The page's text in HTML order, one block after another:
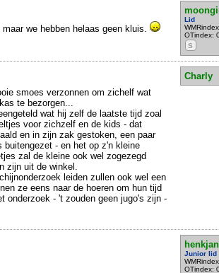
Lid
OTindex:
S
we hebben helaas geen kluis.
Charly
smoes verzonnen om zichelf wat
te bezorgen...
wat hij zelf de laatste tijd zoal
voor zichzelf en de kids - dat
en in zijn zak gestoken, een paar
buitengezet - en het op z'n kleine
zal de kleine ook wel zogezegd
zijn uit de winkel.
leiden zullen ook wel een
ze eens naar de hoeren om hun tijd
onderzoek - 't zouden geen jugo's zijn -
henkjan
Junior lid
OTindex: